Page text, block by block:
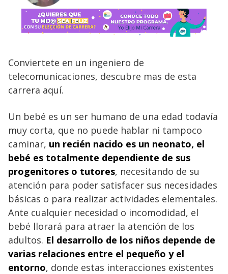
Conviertete en un ingeniero de
telecomunicaciones, descubre mas de esta
carrera aquí.
Un bebé es un ser humano de una edad todavía
muy corta, que no puede hablar ni tampoco
caminar, un recién nacido es un neonato, el
bebé es totalmente dependiente de sus
progenitores o tutores, necesitando de su
atención para poder satisfacer sus necesidades
básicas o para realizar actividades elementales.
Ante cualquier necesidad o incomodidad, el
bebé llorará para atraer la atención de los
adultos. El desarrollo de los niños depende de
varias relaciones entre el pequeño y el
entorno, donde estas interacciones existentes